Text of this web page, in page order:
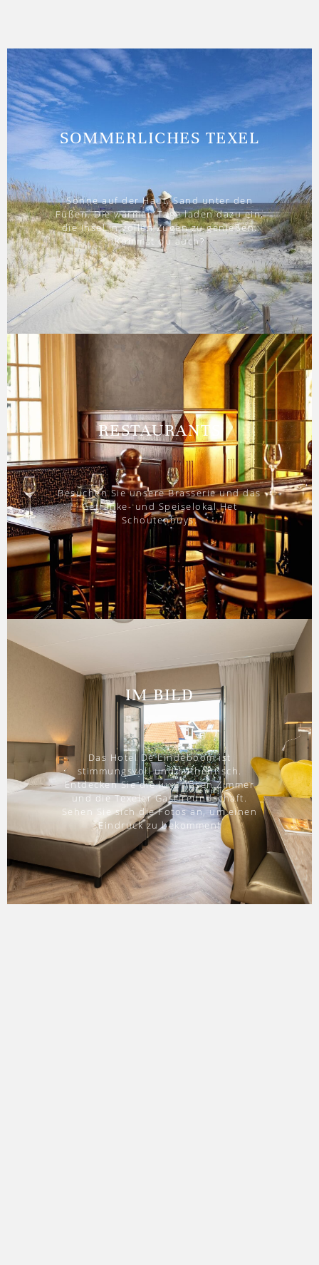
SOMMERLICHES TEXEL
Sonne auf der Haut, Sand unter den
Füßen. Die warmen Tage laden dazu ein,
die Insel in vollen Zügen zu genießen.
Kommst du auch?
RESTAURANTS
Besuchen Sie unsere Brasserie und das
Getränke- und Speiselokal Het
Schoutenhuys.
IM BILD
Das Hotel De Lindeboom ist
stimmungsvoll und authentisch.
Entdecken Sie die luxuriösen Zimmer
und die Texeler Gastfreundschaft.
Sehen Sie sich die Fotos an, um einen
Eindruck zu bekommen!